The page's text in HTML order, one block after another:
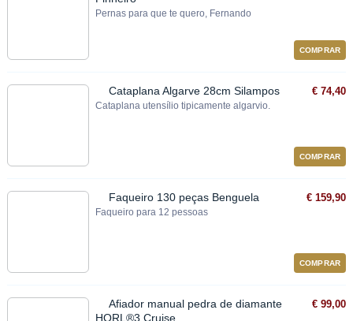
Pernas para que te quero, Fernando
COMPRAR
Cataplana Algarve 28cm Silampos
Cataplana utensílio tipicamente algarvio.
€ 74,40
COMPRAR
Faqueiro 130 peças Benguela
Faqueiro para 12 pessoas
€ 159,90
COMPRAR
Afiador manual pedra de diamante
HORL®3 Cruise
€ 99,00